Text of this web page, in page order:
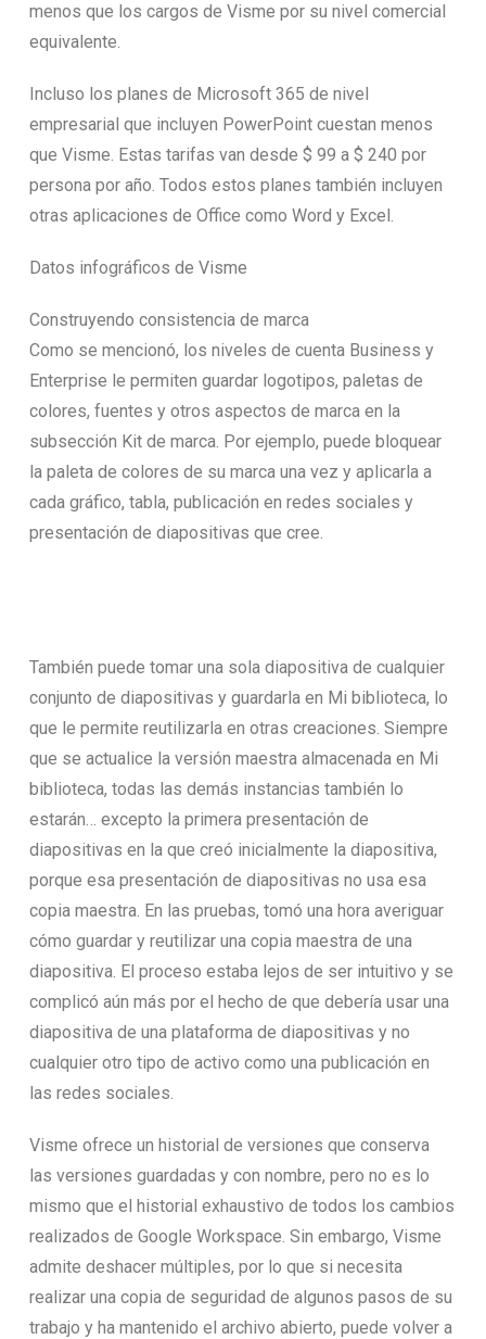
menos que los cargos de Visme por su nivel comercial
equivalente.
Incluso los planes de Microsoft 365 de nivel
empresarial que incluyen PowerPoint cuestan menos
que Visme. Estas tarifas van desde $ 99 a $ 240 por
persona por año. Todos estos planes también incluyen
otras aplicaciones de Office como Word y Excel.
Datos infográficos de Visme
Construyendo consistencia de marca
Como se mencionó, los niveles de cuenta Business y
Enterprise le permiten guardar logotipos, paletas de
colores, fuentes y otros aspectos de marca en la
subsección Kit de marca. Por ejemplo, puede bloquear
la paleta de colores de su marca una vez y aplicarla a
cada gráfico, tabla, publicación en redes sociales y
presentación de diapositivas que cree.
También puede tomar una sola diapositiva de cualquier
conjunto de diapositivas y guardarla en Mi biblioteca, lo
que le permite reutilizarla en otras creaciones. Siempre
que se actualice la versión maestra almacenada en Mi
biblioteca, todas las demás instancias también lo
estarán… excepto la primera presentación de
diapositivas en la que creó inicialmente la diapositiva,
porque esa presentación de diapositivas no usa esa
copia maestra. En las pruebas, tomó una hora averiguar
cómo guardar y reutilizar una copia maestra de una
diapositiva. El proceso estaba lejos de ser intuitivo y se
complicó aún más por el hecho de que debería usar una
diapositiva de una plataforma de diapositivas y no
cualquier otro tipo de activo como una publicación en
las redes sociales.
Visme ofrece un historial de versiones que conserva
las versiones guardadas y con nombre, pero no es lo
mismo que el historial exhaustivo de todos los cambios
realizados de Google Workspace. Sin embargo, Visme
admite deshacer múltiples, por lo que si necesita
realizar una copia de seguridad de algunos pasos de su
trabajo y ha mantenido el archivo abierto, puede volver a